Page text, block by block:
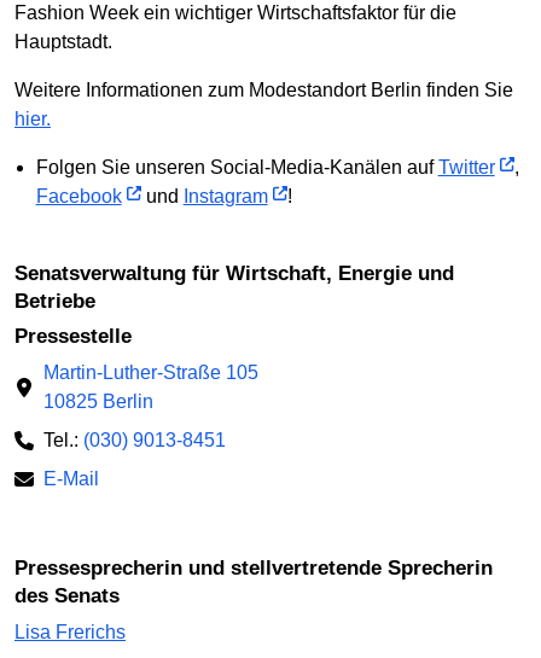
Fashion Week ein wichtiger Wirtschaftsfaktor für die
Hauptstadt.
Weitere Informationen zum Modestandort Berlin finden Sie
hier.
Folgen Sie unseren Social-Media-Kanälen aufTwitter
,
Facebook
und Instagram !
Senatsverwaltung für Wirtschaft, Energie und
Betriebe
Pressestelle
Martin-Luther-Straße 105
10825 Berlin
Tel.: (030) 9013-8451
E-Mail
Pressesprecherin und stellvertretende Sprecherin
des Senats
Lisa Frerichs